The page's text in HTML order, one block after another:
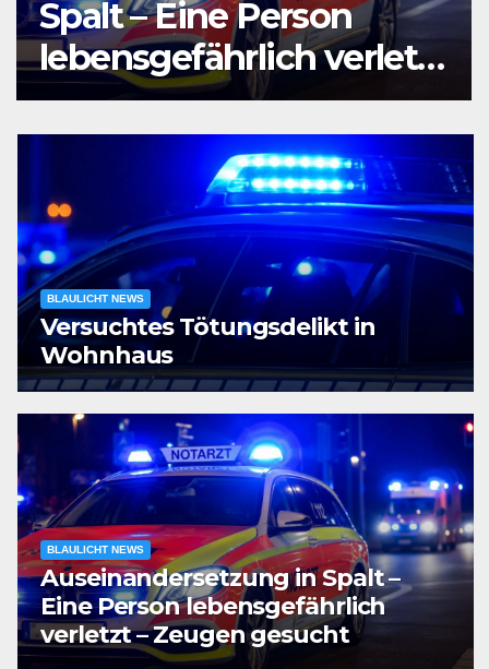
Agententätigkeit:
Tatverdächtiger in
Untersuchungshaft
BLAULICHT NEWS
Versuchtes Tötungsdelikt in
Wohnhaus
BLAULICHT NEWS
Auseinandersetzung in Spalt –
Eine Person lebensgefährlich
verletzt – Zeugen gesucht